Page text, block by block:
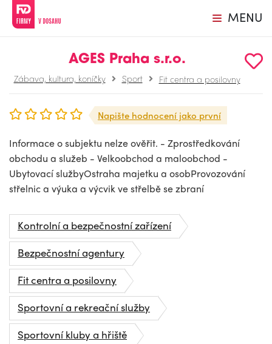
MENU
AGES Praha s.r.o.
Zábava, kultura, koníčky Sport Fit centra a posilovny
Napište hodnocení jako první
Informace o subjektu nelze ověřit. - Zprostředkování
obchodu a služeb - Velkoobchod a maloobchod -
Ubytovací službyOstraha majetku a osobProvozování
střelnic a výuka a výcvik ve střelbě se zbraní
Kontrolní a bezpečnostní zařízení
Bezpečnostní agentury
Fit centra a posilovny
Sportovní a rekreační služby
Sportovní kluby a hřiště